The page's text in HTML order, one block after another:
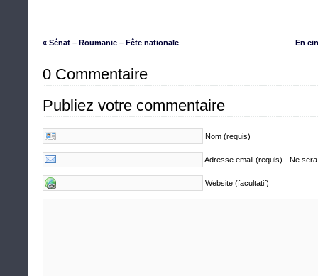
« Sénat – Roumanie – Fête nationale En
0 Commentaire
Publiez votre commentaire
Nom (requis)
Adresse email (requis) - Ne
Website (facultatif)